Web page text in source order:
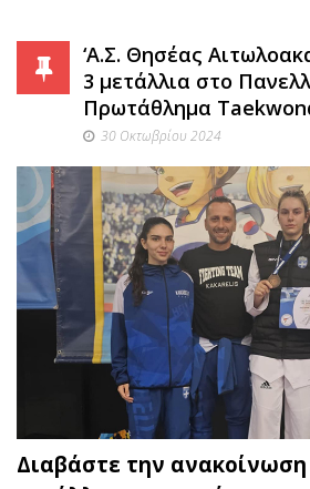
‘Α.Σ. Θησέας
3 μετάλλια στο
Πρωτάθλημα
30 Οκτωβρίου 2024
Διαβάστε την ανακοίνωση